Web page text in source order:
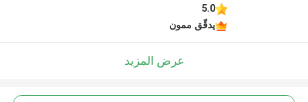
5.0
يدقّق ممون
عرض المزيد